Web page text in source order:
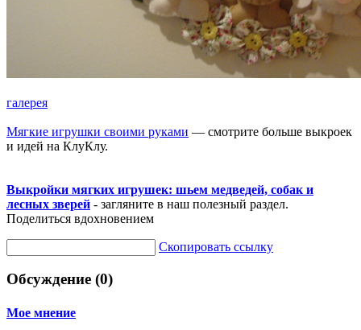
галерея
Мягкие игрушки своими руками — смотрите больше выкроек
и идей на КлуКлу.
Выкройки мягких игрушек: шьем медведей, собак и
лесных зверей - загляните в наш полезный раздел.
Поделиться вдохновением
Скопировать ссылку
Обсуждение (0)
Мое мнение